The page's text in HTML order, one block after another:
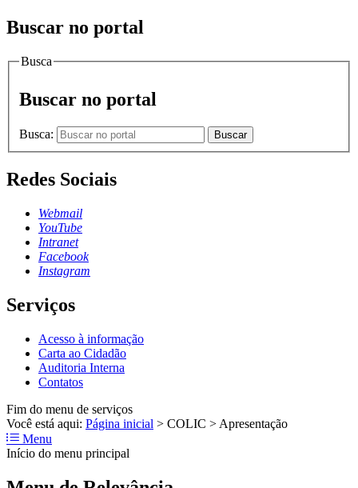
Buscar no portal
Busca
Buscar no portal
Busca: Buscar
Redes Sociais
Webmail
YouTube
Intranet
Facebook
Instagram
Serviços
Acesso à informação
Carta ao Cidadão
Auditoria Interna
Contatos
Fim do menu de serviços
Você está aqui: Página inicial > COLIC > Apresentação
Menu
Início do menu principal